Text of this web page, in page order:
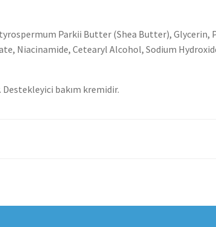
Parkii Butter (Shea Butter),
Niacinamide, Cetearyl Alcohol, Sodium
bakım kremidir.